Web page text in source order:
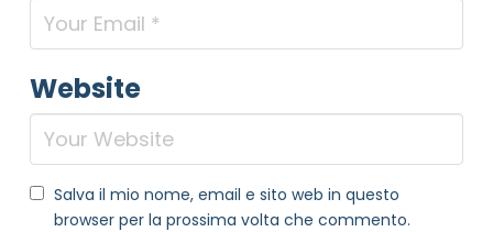
Website
Salva il mio nome, email e sito web in questo
browser per la prossima volta che commento.